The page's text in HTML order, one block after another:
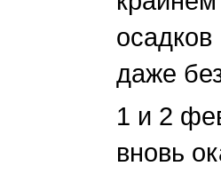
даже
1 и 2
вновь